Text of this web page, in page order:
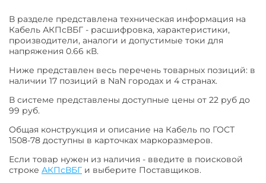
В разделе представлена техническая информация на
Кабель АКПсВБГ - расшифровка, характеристики,
производители, аналоги и допустимые токи для
напряжения 0.66 кВ.
Ниже представлен весь перечень товарных позиций: в
наличии 17 позиций в NaN городах и 4 странах.
В системе представлены доступные цены от 22 руб до
99 руб.
Общая конструкция и описание на Кабель по ГОСТ
1508-78 доступны в карточках маркоразмеров.
Если товар нужен из наличия - введите в поисковой
строке АКПсВБГ и выберите Поставщиков.